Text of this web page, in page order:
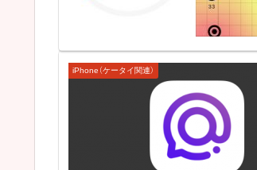
iPhone（ケータイ関連）